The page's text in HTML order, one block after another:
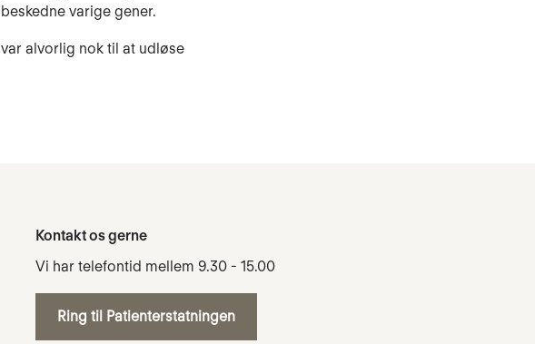
varige gener.
alvorlig nok til at udløse
Kontakt os gerne
Vi har telefontid mellem 9.30 - 15.00
Ring til Patienterstatningen